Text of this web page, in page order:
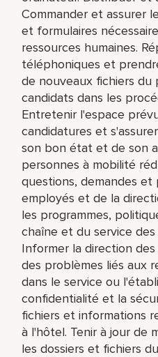
Commander et assurer
et formulaires
ressources humaines.
téléphoniques et
de nouveaux fichiers du
candidats dans les
Entretenir l'espace
candidatures et
son bon état et de son
personnes à mobilité
questions, demandes et
employés et de la
les programmes,
chaîne et du service des
Informer la direction
des problèmes liés aux
dans le service ou
confidentialité et la
fichiers et informations
à l'hôtel. Tenir à jour de
les dossiers et fichiers